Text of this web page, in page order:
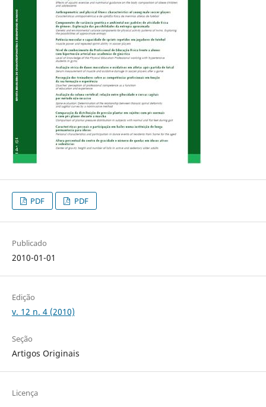
PDF PDF
Publicado
2010-01-01
Edição
v. 12 n. 4 (2010)
Seção
Artigos Originais
Licença